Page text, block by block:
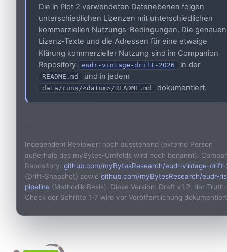
Die in Plot 2 verwendeten Datenebenen folgen
unterschiedlichen Lizenzen mit unterschiedlichen
kommerziellen Nutzungs-Bedingungen. Die genauen
Lizenz-Texte und die Adressen für eine etwaige
Klärung kommerzieller Nutzung sind im Companion
Repository
eudr-vintage-drift-2026 in der
README.md und in jedem
data/runs/<datum>/README.md dokumentiert.
Independent Reviewer: noch ausstehend (externe Person
außerhalb des myBytes-Umfelds wird noch benannt).
Repository: github.com/myBytesResearch/eudr-vintage-
(Drift-Snapshot) sowie github.com/myBytesResearch/eudr-
pipeline (Methodik-Basis). Diese Version: Draft v1.2, der Truth-
Check der Schritte 1-7 wird vor Veröffentlichung